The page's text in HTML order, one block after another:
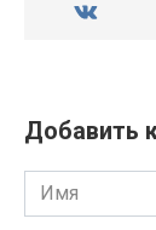
Добавить
Имя